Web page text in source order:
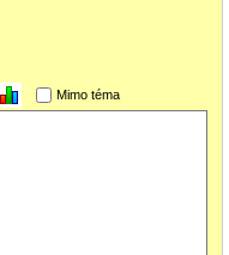
Mimo téma